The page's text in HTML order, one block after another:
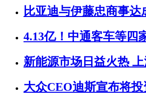
比亚迪与伊藤忠商事达
4.13亿！中通客车等四
新能源市场日益火热
大众CEO迪斯宣布将